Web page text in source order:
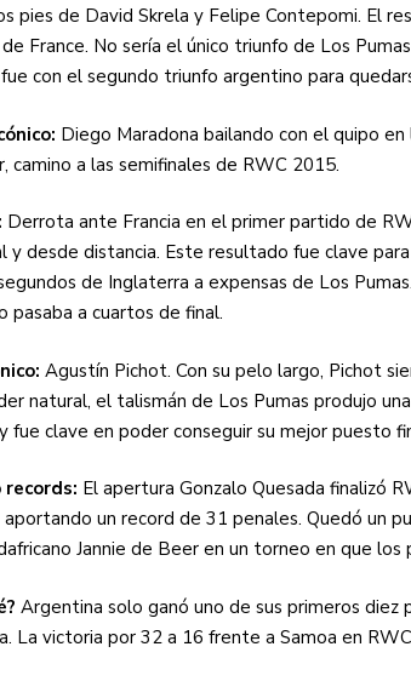
pies de David Skrela y Felipe Contepomi. El
France. No sería el único triunfo de Los
con el segundo triunfo argentino para
Diego Maradona bailando con el quipo
camino a las semifinales de RWC 2015.
Derrota ante Francia en el primer partido de
y desde distancia. Este resultado fue clave
de Inglaterra a expensas de Los
pasaba a cuartos de final.
Agustín Pichot. Con su pelo largo, Pichot
natural, el talismán de Los Pumas produjo
fue clave en poder conseguir su mejor puesto
records: El apertura Gonzalo Quesada finalizó
un record de 31 penales. Quedó un
Jannie de Beer en un torneo en que
Argentina solo ganó uno de sus primeros
La victoria por 32 a 16 frente a Samoa en